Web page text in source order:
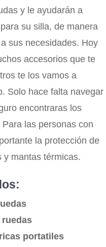
y le ayudarán a
su silla, de manera
sus necesidades. Hoy
accesorios que te
te los vamos a
Solo hace falta navegar
encontraras los
las personas con
la protección de
y mantas térmicas.
ruedas
portatiles